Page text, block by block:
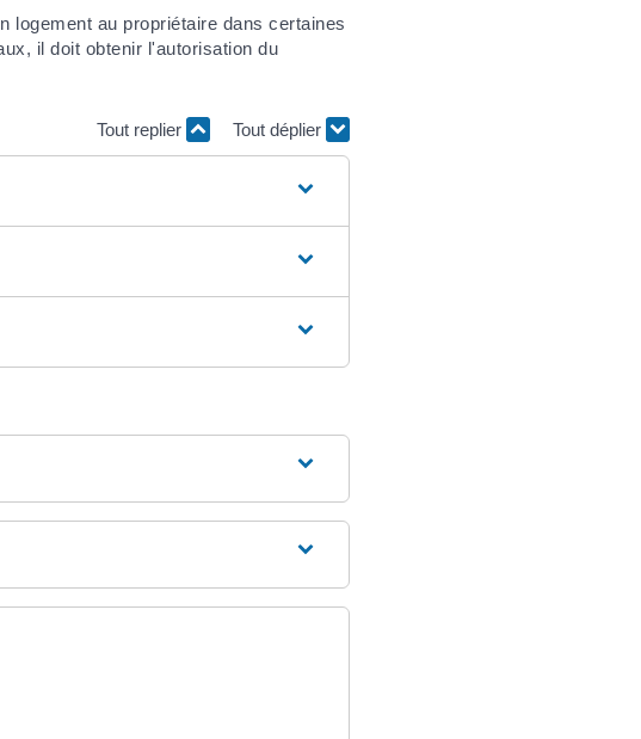
logement au propriétaire dans certaines
il doit obtenir l'autorisation du
Tout replier Tout déplier